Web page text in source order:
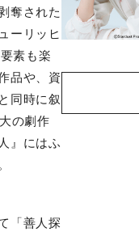
奪された
ーリッヒ
素も楽
品や、資
同時に叙
の劇作
』にはふ
「善人探